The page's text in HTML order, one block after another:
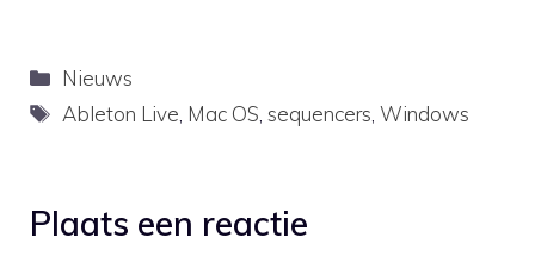
introduction of Bitwig
Studio. The interface of
the new sequencer looks
Categorieën
Nieuws
Tags
Ableton Live Mac OS ,sequencers ,Windows
Plaats een reactie